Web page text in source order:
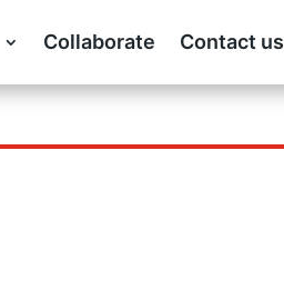
Collaborate Contact us